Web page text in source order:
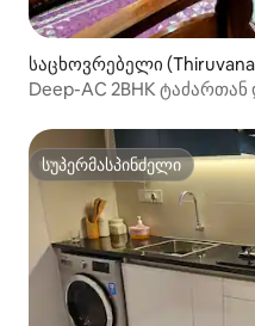
საცხოვრებელი
Deep-AC 2BHK
სუპერმასპინძელი
სუპერმასპინძელი